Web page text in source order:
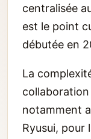
centralisée
est le point
débutée en
La
notamment
Ryusui, pour